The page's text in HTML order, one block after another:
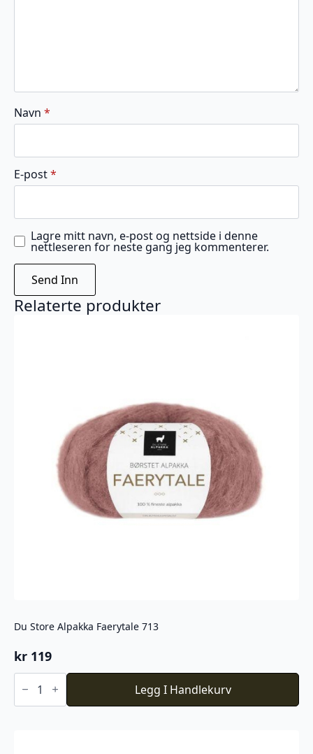
Navn *
E-post*
Lagre mitt navn, e-post og nettside i denne
nettleseren for neste gang jeg kommenterer.
Relaterte produkter
Du Store Alpakka Faerytale 713
kr 119
Du
Store
Faerytale
Legg I Handlekurv